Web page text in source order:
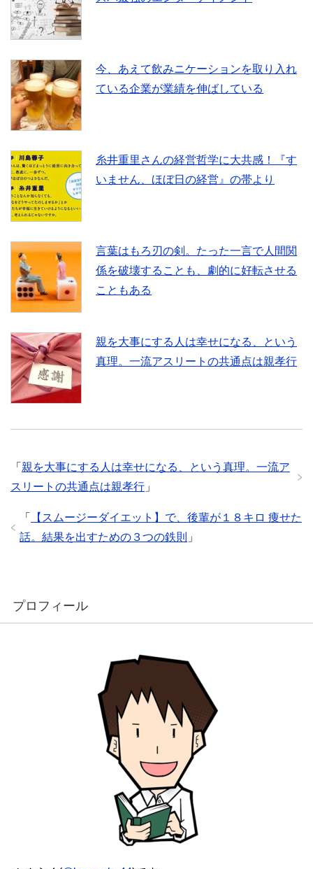
b
o
o
k
t
今、あえて飲みニケーションを取り入れ
ている企業が業績を伸ばしている
糸井重里さんの経営哲学に大共感！『す
いません、ほぼ日の経営』の帯より
言葉はもろ刃の剣。たった一言で人間関
係を破壊することも、劇的に好転させる
こともある
親を大事にする人は幸せになる、という
真理。一流アスリートの共通点は親孝行
「 親を大事にする人は幸せになる、という真理。一流ア
スリートの共通点は親孝行 」
「
【スムージーダイエット】で、後輩が１８キロ 痩せた
話。結果を出すための３つの鉄則 」
プロフィール